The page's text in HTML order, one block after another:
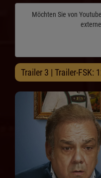
Möchten Sie von
Trailer 3 | Trailer-FSK: